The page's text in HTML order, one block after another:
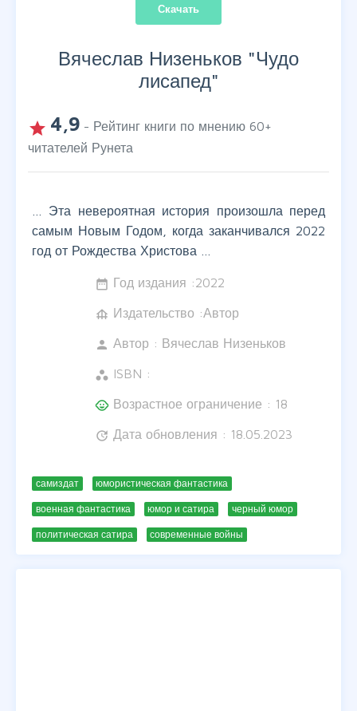
Скачать
Вячеслав Низеньков "Чудо
лисапед"
grade 4,9 - Рейтинг книги по мнению 60+
читателей Рунета
… Эта невероятная история произошла перед
самым Новым Годом, когда заканчивался 2022
год от Рождества Христова …
date_range Год издания :2022
foundation Издательство :Автор
person Автор : Вячеслав Низеньков
workspaces ISBN :
child_care Возрастное ограничение : 18
update Дата обновления : 18.05.2023
самиздат юмористическая фантастика
военная фантастика юмор и сатира черный юмор
политическая сатира современные войны